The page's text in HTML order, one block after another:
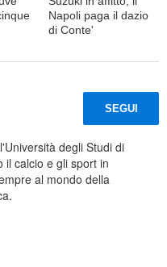
Napoli paga il dazio
di Conte'
SEGUI
degli Studi di
il calcio e gli sport in
al mondo della